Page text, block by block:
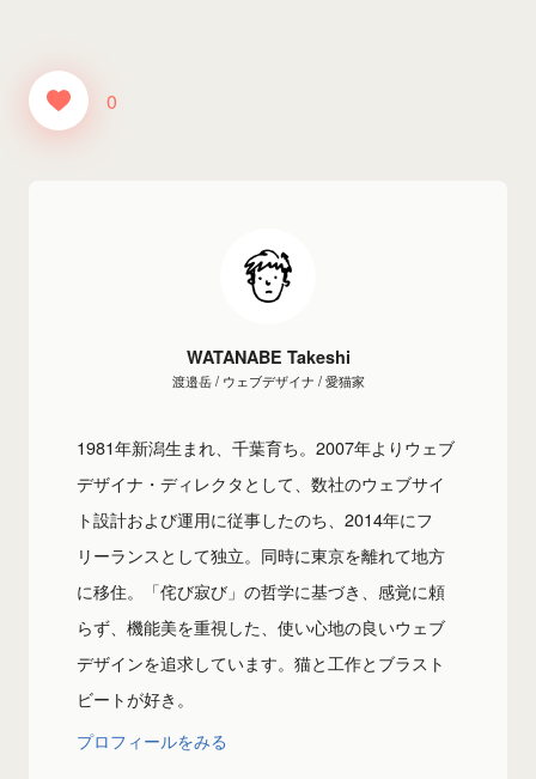
0
WATANABE Takeshi
渡邉岳 / ウェブデザイナ / 愛猫家
1981年新潟生まれ、千葉育ち。2007年よりウェブ
デザイナ・ディレクタとして、数社のウェブサイ
ト設計および運用に従事したのち、2014年にフ
リーランスとして独立。同時に東京を離れて地方
に移住。「侘び寂び」の哲学に基づき、感覚に頼
らず、機能美を重視した、使い心地の良いウェブ
デザインを追求しています。猫と工作とブラスト
ビートが好き。
プロフィールをみる